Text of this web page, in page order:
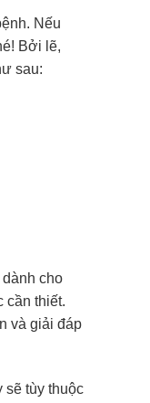
Nếu
Bởi lẽ,
sau:
cho
cần thiết.
và giải đáp
sẽ tùy thuộc